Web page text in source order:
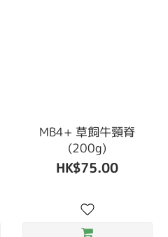
MB4+ 草飼牛頸脊
(200g)
HK$75.00